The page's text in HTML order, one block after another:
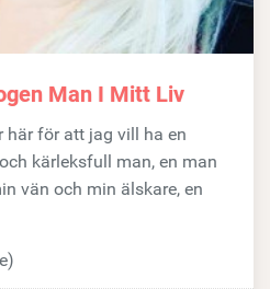
Man I Mitt Liv
här för att jag vill ha en
kärleksfull man, en man
vän och min älskare, en